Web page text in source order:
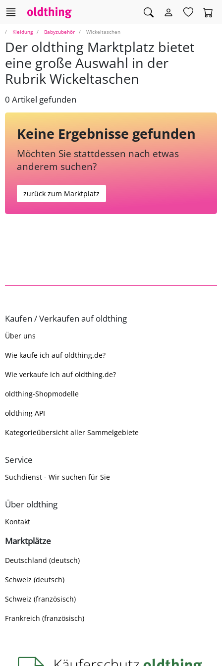
Kleidung Babyzubehör Wickeltaschen
Der oldthing Marktplatz bietet
eine große Auswahl in der
Rubrik Wickeltaschen
0 Artikel gefunden
Keine Ergebnisse gefunden
Möchten Sie stattdessen nach etwas
anderem suchen?
zurück zum Marktplatz
Kaufen / Verkaufen auf oldthing
Über uns
Wie kaufe ich auf oldthing.de?
Wie verkaufe ich auf oldthing.de?
oldthing-Shopmodelle
oldthing API
Kategorieübersicht aller Sammelgebiete
Service
Suchdienst - Wir suchen für Sie
Über oldthing
Kontakt
Marktplätze
Deutschland (deutsch)
Schweiz (deutsch)
Schweiz (französisch)
Frankreich (französisch)